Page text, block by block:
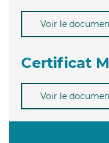
Voir le
Certificat
Voir le